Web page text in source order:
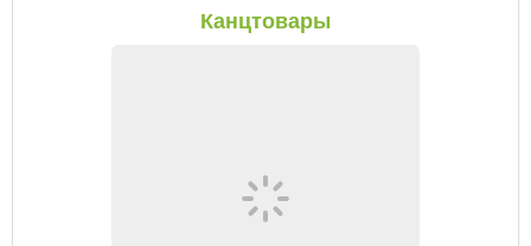
Канцтовары